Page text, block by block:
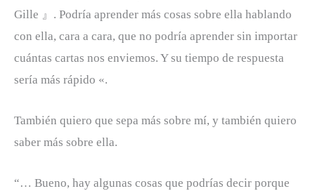
Gille 』. Podría aprender más cosas sobre ella hablando
con ella, cara a cara, que no podría aprender sin importar
cuántas cartas nos enviemos. Y su tiempo de respuesta
sería más rápido «.
También quiero que sepa más sobre mí, y también quiero
saber más sobre ella.
“… Bueno, hay algunas cosas que podrías decir porque